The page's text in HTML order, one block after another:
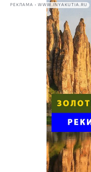
РЕКЛАМА • WWW.INYAKUTIA.RU